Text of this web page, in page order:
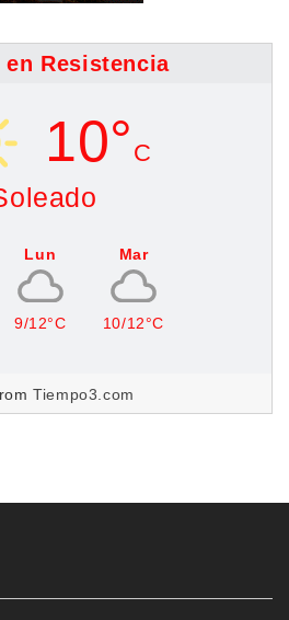
en Resistencia
10° C
Lun
9/12°C
Mar
10/12°C
Tiempo3.com